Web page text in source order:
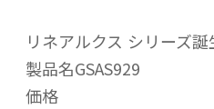
リネアルクス シリーズ
製品名GSAS929
価格